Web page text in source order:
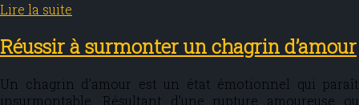
Lire la suite
Réussir à surmonter un chagrin d’amour
Un chagrin d’amour est un état émotionnel qui paraît
insurmontable. Résultant d’une rupture amoureuse ou